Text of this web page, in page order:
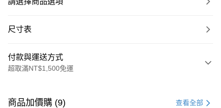
尺寸表
付款與運送方式
超取滿NT$1,500免運
信用卡一次付款
商品加價購 (9) 查看全部